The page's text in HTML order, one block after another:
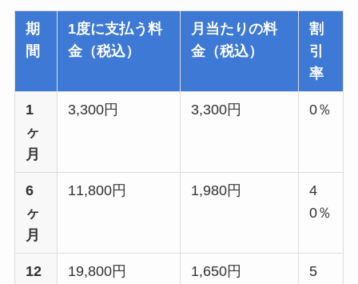
期
間
1度に支払う料
金（税込）
月当たりの料
金（税込）
割
引
率
1
ヶ
月
3,300円 3,300円 0％
6
ヶ
月
11,800円 1,980円
4
0％
12
19,800円 1,650円
5